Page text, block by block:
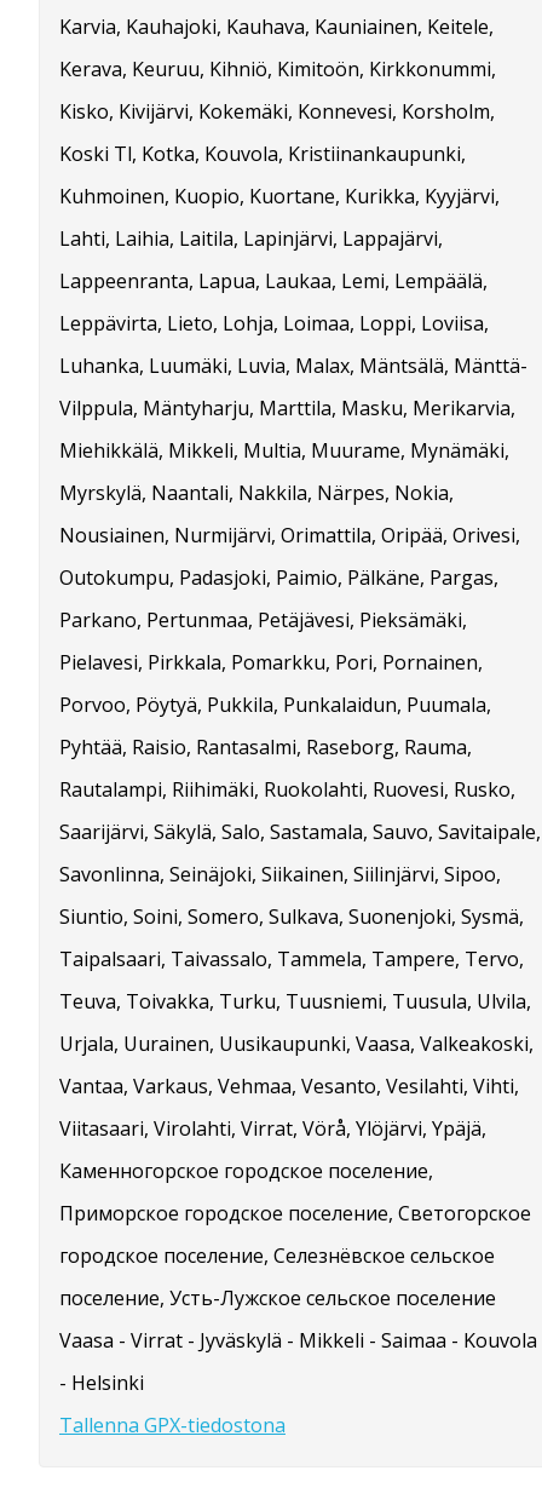
Karvia, Kauhajoki, Kauhava, Kauniainen, Keitele,
Kerava, Keuruu, Kihniö, Kimitoön, Kirkkonummi,
Kisko, Kivijärvi, Kokemäki, Konnevesi, Korsholm,
Koski Tl, Kotka, Kouvola, Kristiinankaupunki,
Kuhmoinen, Kuopio, Kuortane, Kurikka, Kyyjärvi,
Lahti, Laihia, Laitila, Lapinjärvi, Lappajärvi,
Lappeenranta, Lapua, Laukaa, Lemi, Lempäälä,
Leppävirta, Lieto, Lohja, Loimaa, Loppi, Loviisa,
Luhanka, Luumäki, Luvia, Malax, Mäntsälä, Mänttä-
Vilppula, Mäntyharju, Marttila, Masku, Merikarvia,
Miehikkälä, Mikkeli, Multia, Muurame, Mynämäki,
Myrskylä, Naantali, Nakkila, Närpes, Nokia,
Nousiainen, Nurmijärvi, Orimattila, Oripää, Orivesi,
Outokumpu, Padasjoki, Paimio, Pälkäne, Pargas,
Parkano, Pertunmaa, Petäjävesi, Pieksämäki,
Pielavesi, Pirkkala, Pomarkku, Pori, Pornainen,
Porvoo, Pöytyä, Pukkila, Punkalaidun, Puumala,
Pyhtää, Raisio, Rantasalmi, Raseborg, Rauma,
Rautalampi, Riihimäki, Ruokolahti, Ruovesi, Rusko,
Saarijärvi, Säkylä, Salo, Sastamala, Sauvo, Savitaipale,
Savonlinna, Seinäjoki, Siikainen, Siilinjärvi, Sipoo,
Siuntio, Soini, Somero, Sulkava, Suonenjoki, Sysmä,
Taipalsaari, Taivassalo, Tammela, Tampere, Tervo,
Teuva, Toivakka, Turku, Tuusniemi, Tuusula, Ulvila,
Urjala, Uurainen, Uusikaupunki, Vaasa, Valkeakoski,
Vantaa, Varkaus, Vehmaa, Vesanto, Vesilahti, Vihti,
Viitasaari, Virolahti, Virrat, Vörå, Ylöjärvi, Ypäjä,
Каменногорское городское поселение,
Приморское городское поселение, Светогорское
городское поселение, Селезнёвское сельское
поселение, Усть-Лужское сельское поселение
Vaasa - Virrat - Jyväskylä - Mikkeli - Saimaa - Kouvola
- Helsinki
Tallenna GPX-tiedostona